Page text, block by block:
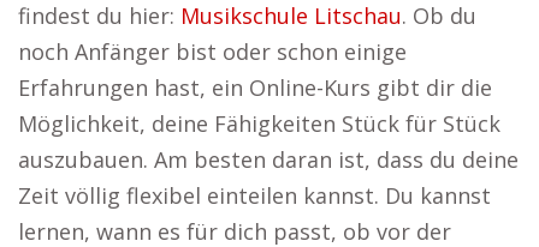
findest du hier: Musikschule Litschau. Ob du
noch Anfänger bist oder schon einige
Erfahrungen hast, ein Online-Kurs gibt dir die
Möglichkeit, deine Fähigkeiten Stück für Stück
auszubauen. Am besten daran ist, dass du deine
Zeit völlig flexibel einteilen kannst. Du kannst
lernen, wann es für dich passt, ob vor der